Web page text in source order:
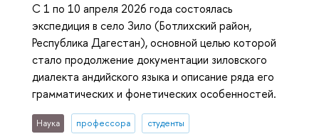
С 1 по 10 апреля 2026 года состоялась
экспедиция в село Зило (Ботлихский район,
Республика Дагестан), основной целью которой
стало продолжение документации зиловского
диалекта андийского языка и описание ряда его
грамматических и фонетических особенностей.
Наука профессора студенты